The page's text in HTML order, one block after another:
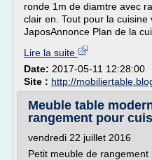
ronde 1m de diamtre avec
clair en. Tout pour la
JaposAnnonce Plan de la
Lire la suite
Date: 2017-05-11 12:28:00
Site : http://
Meuble table
rangement pour
vendredi 22 juillet 2016
Petit meuble de rangement